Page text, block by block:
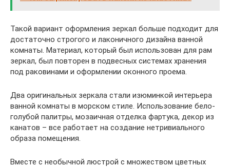
Такой вариант оформления зеркал больше подходит для
достаточно строгого и лаконичного дизайна ванной
комнаты. Материал, который был использован для рам
зеркал, был повторен в подвесных системах хранения
под раковинами и оформлении оконного проема.
Два оригинальных зеркала стали изюминкой интерьера
ванной комнаты в морском стиле. Использование бело-
голубой палитры, мозаичная отделка фартука, декор из
канатов – все работает на создание нетривиального
образа помещения.
Вместе с необычной люстрой с множеством цветных